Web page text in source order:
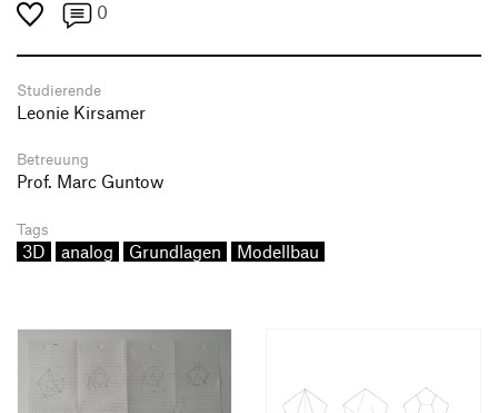
0
Studierende
Leonie Kirsamer
Betreuung
Prof. Marc Guntow
Tags
3D analog Grundlagen Modellbau